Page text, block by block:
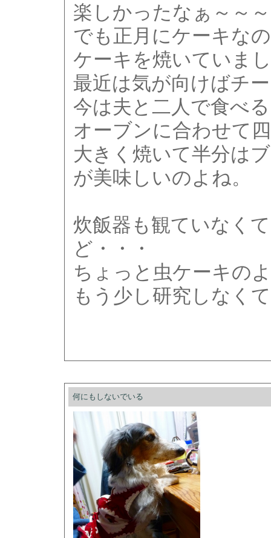
楽しかったなぁ～～
でも正月にケーキな
ケーキを焼いていま
最近は気が向けばチ
今は夫と二人で食べ
オーブンに合わせて
大きく焼いて半分は
が美味しいのよね。
炊飯器も観ていなく
ど・・・
ちょっと虫ケーキの
もう少し研究しなく
何にもしないでいる